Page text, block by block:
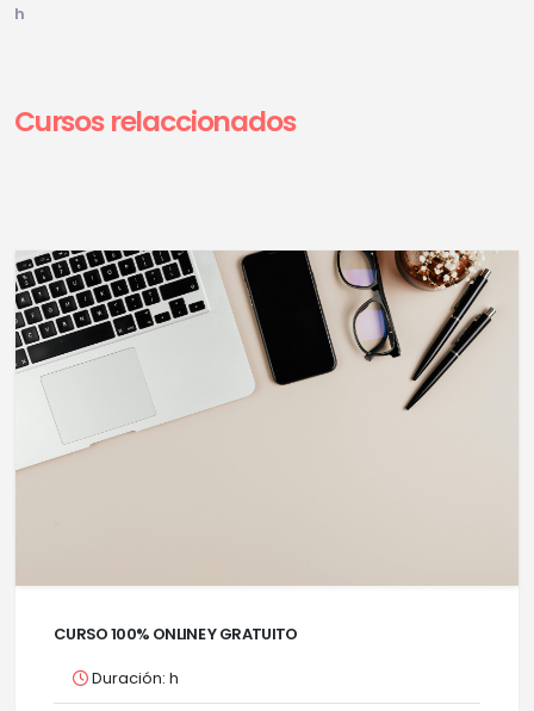
h
Cursos relaccionados
CURSO 100% ONLINE Y GRATUITO
Duración: h